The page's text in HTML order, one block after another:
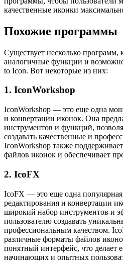
качественные иконки
Похожие программы
Существует несколько программ,
аналогичные функции и
to Icon. Вот некоторые из них:
1. IconWorkshop
IconWorkshop — это еще одна
и конвертации иконок. Она
инструментов и функций,
создавать качественные и
IconWorkshop также
файлов иконок и обеспечивает
2. IcoFX
IcoFX — это еще одна популярная
редактирования и конвертации
широкий набор инструментов и
пользователю создавать
профессиональным качеством.
различные форматы файлов
понятный интерфейс, что делает
начинающих и опытных